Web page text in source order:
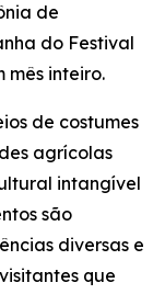
de
do Festival
mês inteiro.
de costumes
agrícolas
intangível
são
diversas e
que